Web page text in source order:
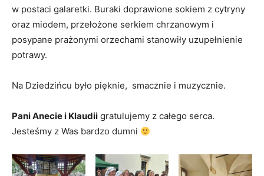
w postaci galaretki. Buraki doprawione sokiem z cytryny
oraz miodem, przełożone serkiem chrzanowym i
posypane prażonymi orzechami stanowiły uzupełnienie
potrawy.
Na Dziedzińcu było pięknie, smacznie i muzycznie.
Pani Anecie i Klaudii gratulujemy z całego serca.
Jesteśmy z Was bardzo dumni